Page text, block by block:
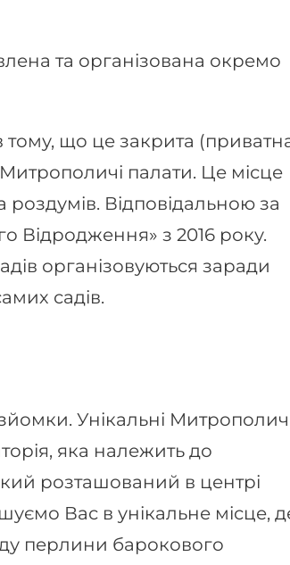
та організована окремо
що це закрита
палати. Це місце
роздумів. Відповідальною за
Відродження» з 2016 року.
організовуються заради
садів.
Унікальні
яка належить до
розташований в центрі
Вас в унікальне місце,
перлини барокового